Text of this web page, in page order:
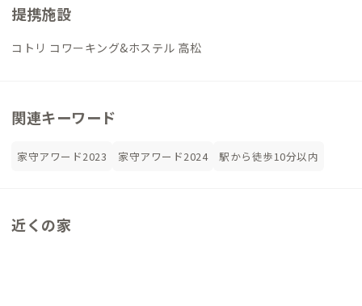
提携施設
コトリ コワーキング&ホステル 高松
関連キーワード
家守アワード2023 家守アワード2024 駅から徒歩10分以内
近くの家